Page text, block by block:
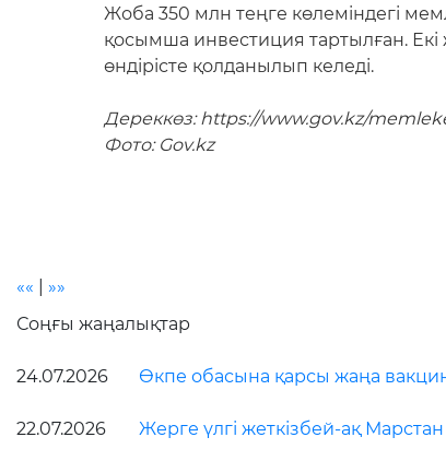
Жоба 350 млн теңге көлеміндегі
қосымша инвестиция тартылған.
өндірісте қолданылып келеді.
Дереккөз: https://www.gov.kz/
Фото: Gov.kz
««
»»
Соңғы жаңалықтар
24.07.2026 Өкпе обасына қарсы жаңа
22.07.2026 Жерге үлгі жеткізбей-ақ Марстан